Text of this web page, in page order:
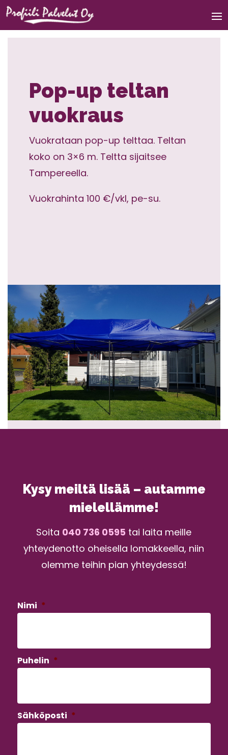
Pop-up teltan
vuokraus
Vuokrataan pop-up telttaa. Teltan
koko on 3×6 m. Teltta sijaitsee
Tampereella.
Vuokrahinta 100 €/vkl, pe-su.
Kysy meiltä lisää – autamme
mielellämme!
Soita 040 736 0595 tai laita meille
yhteydenotto oheisella lomakkeella, niin
olemme teihin pian yhteydessä!
Nimi *
Puhelin *
Sähköposti *